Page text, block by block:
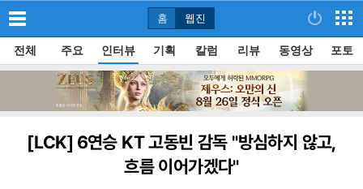
홈 웹진
전체 주요 인터뷰 기획 칼럼 리뷰 동영상 포토
[LCK]6연승 KT 고동빈 감독 "방심하지 않고,
흐름 이어가겠다"